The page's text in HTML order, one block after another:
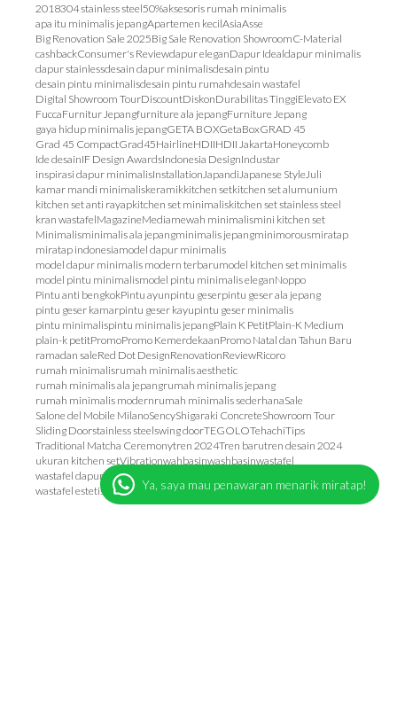
2018304 stainless steel50%aksesoris rumah minimalis
apa itu minimalis jepangApartemen kecilAsiaAsse
Big Renovation Sale 2025Big Sale Renovation ShowroomC-Material
cashbackConsumer's Reviewdapur eleganDapur Idealdapur minimalis
dapur stainlessdesain dapur minimalisdesain pintu
desain pintu minimalisdesain pintu rumahdesain wastafel
Digital Showroom TourDiscountDiskonDurabilitas TinggiElevato EX
FuccaFurnitur Jepangfurniture ala jepangFurniture Jepang
gaya hidup minimalis jepangGETA BOXGetaBoxGRAD 45
Grad 45 CompactGrad45HairlineHDIIHDII JakartaHoneycomb
Ide desainIF Design AwardsIndonesia DesignIndustar
inspirasi dapur minimalisInstallation Japandi Japanese StyleJuli
kamar mandi minimaliskeramikkitchen setkitchen set alumunium
kitchen set anti rayapkitchen set minimaliskitchen set stainless steel
kran wastafelMagazineMediamewah minimalismini kitchen set
Minimalisminimalis ala jepangminimalis jepangminimorousmiratap
miratap indonesiamodel dapur minimalis
model dapur minimalis modern terbarumodel kitchen set minimalis
model pintu minimalismodel pintu minimalis eleganNoppo
Pintu anti bengkokPintu ayunpintu geserpintu geser ala jepang
pintu geser kamarpintu geser kayupintu geser minimalis
pintu minimalispintu minimalis jepangPlain K PetitPlain-K Medium
plain-k petitPromoPromo KemerdekaanPromo Natal dan Tahun Baru
ramadan saleRed Dot DesignRenovationReviewRicoro
rumah minimalisrumah minimalis aesthetic
rumah minimalis ala jepangrumah minimalis jepang
rumah minimalis modernrumah minimalis sederhanaSale
Salone del Mobile MilanoSencyShigaraki ConcreteShowroom Tour
Sliding Doorstainless steelswing doorTEGOLOTehachiTips
Traditional Matcha Ceremonytren 2024Tren barutren desain 2024
ukuran kitchen setVibrationwahbasinwashbasinwastafel
wastafel dapur minimalis
wastafel estetis
wastafel minimalis wastafel modern Wooden Kitchen
Ya, saya mau penawaran menarik miratap!